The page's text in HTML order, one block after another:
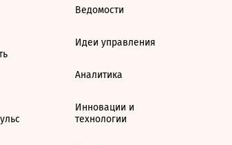
Ведомости
Идеи управления
Аналитика
Инновации и
технологии